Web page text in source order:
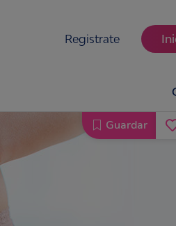
Registrate
Guardar